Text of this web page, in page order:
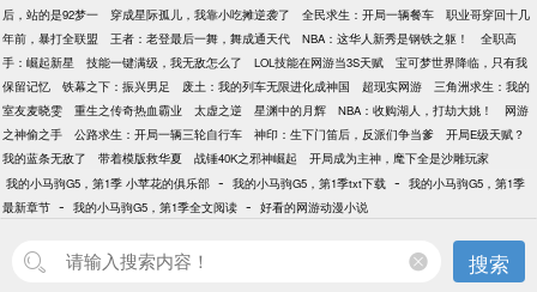
后，站的是92梦一
穿成星际孤儿，我靠小吃摊逆袭了 全民求生：开局一辆餐车
职业哥穿回十几
年前，暴打全联盟
王者：老登最后一舞，舞成通天代 NBA：这华人新秀是钢铁之躯！
全职高
手：崛起新星
技能一键满级，我无敌怎么了 LOL技能在网游当3S天赋
宝可梦世界降临，只有我
保留记忆
铁幕之下：振兴男足 废土：我的列车无限进化成神国 超现实网游
三角洲求生：我的
室友麦晓雯
重生之传奇热血霸业 太虚之逆 星渊中的月辉 NBA：收购湖人，打劫大姚！
网游
之神偷之手
公路求生：开局一辆三轮自行车 神印：生下门笛后，反派们争当爹
开局E级天赋？
我的蓝条无敌了
带着模版救华夏 战锤40K之邪神崛起
开局成为主神，麾下全是沙雕玩家
我的小马驹G5，第1季 小苹花的俱乐部 - 我的小马驹G5，第1季txt下载 - 我的小马驹G5，第1季
最新章节 - 我的小马驹G5，第1季全文阅读 - 好看的网游动漫小说
搜索